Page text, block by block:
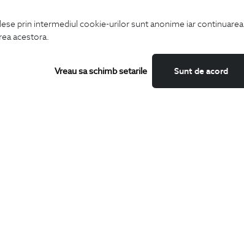
prin intermediul cookie-urilor sunt anonime iar continuarea
acestora.
Sunt de acord
Vreau sa schimb setarile
Camasi
Sacouri
Costume